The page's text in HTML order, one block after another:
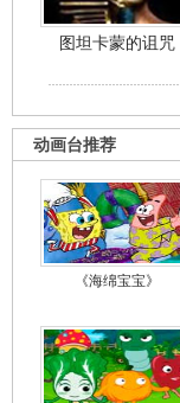
图坦卡蒙的诅咒
动画台推荐
《海绵宝宝》